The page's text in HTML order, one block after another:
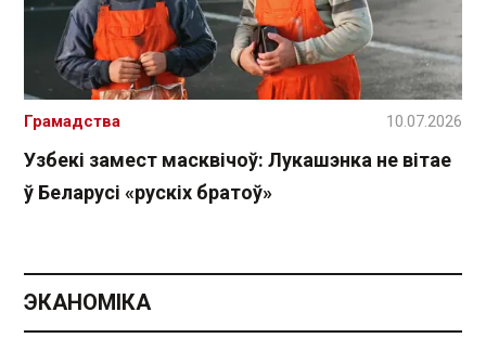
Узбекі замест масквічоў: Лукашэнка не вітае
ў Беларусі «рускіх братоў»
Грамадства 10.07.2026
ЭКАНОМІКА